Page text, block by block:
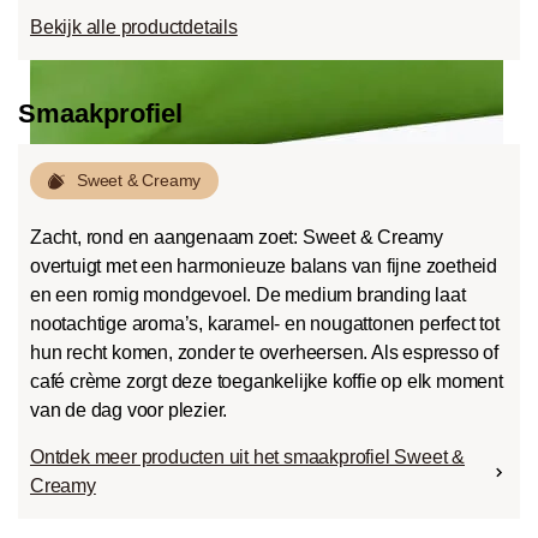
Bekijk alle productdetails
Smaakprofiel
Sweet & Creamy
Zacht, rond en aangenaam zoet: Sweet & Creamy
overtuigt met een harmonieuze balans van fijne zoetheid
en een romig mondgevoel. De medium branding laat
nootachtige aroma’s, karamel- en nougattonen perfect tot
hun recht komen, zonder te overheersen. Als espresso of
café crème zorgt deze toegankelijke koffie op elk moment
van de dag voor plezier.
Ontdek meer producten uit het smaakprofiel Sweet &
Creamy